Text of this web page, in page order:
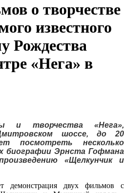
о творчестве
известного
Рождества
«Нега» в
и творчества «Нега»,
шоссе, до 20
посмотреть несколько
биографии Эрнста Гофмана
«Щелкунчик и
демонстрация двух фильмов с